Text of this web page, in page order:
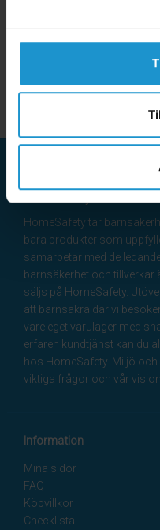
HomeSafety
HomeSafety tar
bara produkter som
samarbetar med de
barnsäkerhet och tillverkar
säljs på HomeSafety.
att barnsäkra där vi
vare eget varulager med
erfaren kundtjänst kan du
hos HomeSafety. Miljö
viktiga frågor och vår
Information
Mina sidor
FAQ
Köpvillkor
Checklista